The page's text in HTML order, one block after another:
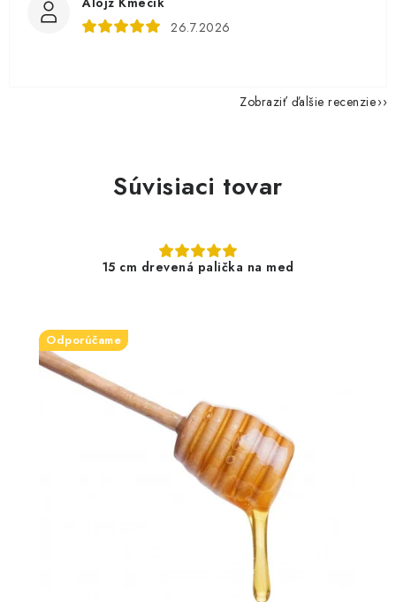
26.7.2026
Zobraziť ďalšie recenzie
Súvisiaci tovar
15 cm drevená palička na med
Odporúčame